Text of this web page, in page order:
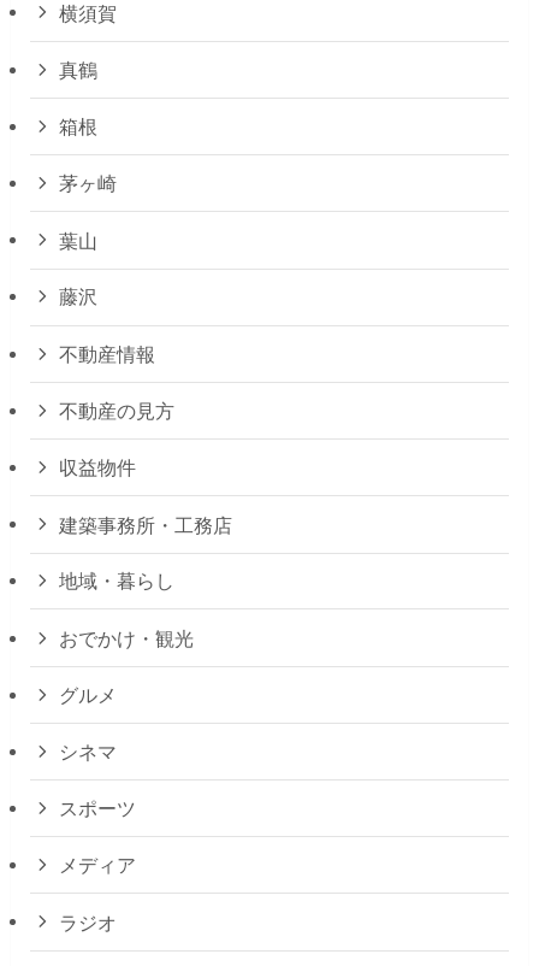
横須賀
真鶴
箱根
茅ヶ崎
葉山
藤沢
不動産情報
不動産の見方
収益物件
建築事務所・工務店
地域・暮らし
おでかけ・観光
グルメ
シネマ
スポーツ
メディア
ラジオ